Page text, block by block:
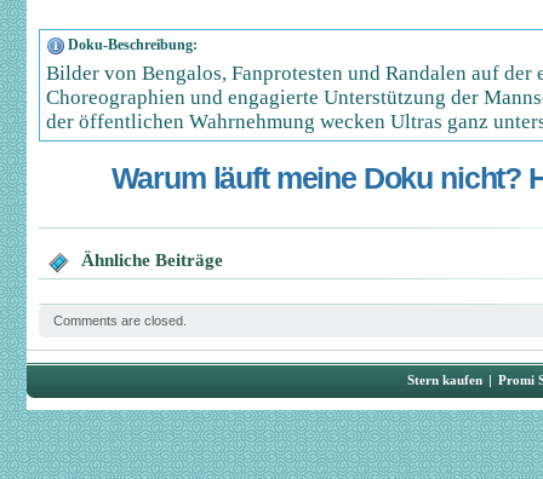
Doku-Beschreibung:
Bilder von Bengalos, Fanprotesten und Randalen auf der
Choreographien und engagierte Unterstützung der
der öffentlichen Wahrnehmung wecken Ultras ganz
Warum läuft meine Doku nicht?
Ähnliche Beiträge
Comments are closed.
Stern kaufen | Promi